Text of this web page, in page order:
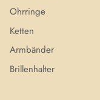
Ohrringe
Ketten
Armbänder
Brillenhalter